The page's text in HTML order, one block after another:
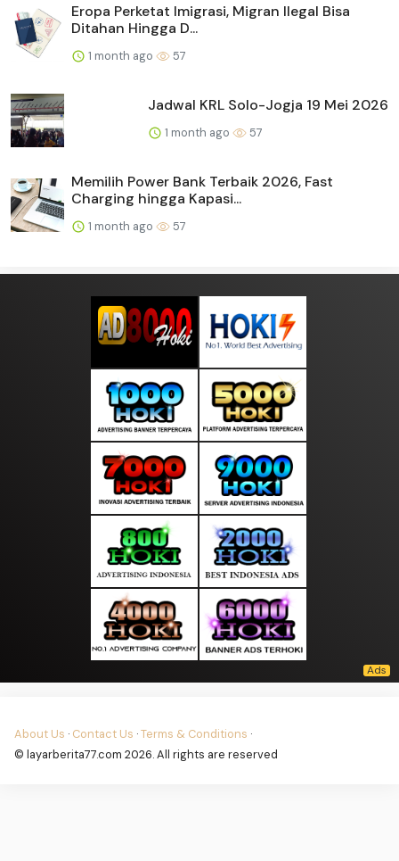
Eropa Perketat Imigrasi, Migran Ilegal Bisa
Ditahan Hingga D...
1 month ago 57
Jadwal KRL Solo-Jogja 19 Mei 2026
1 month ago 57
Memilih Power Bank Terbaik 2026, Fast
Charging hingga Kapasi...
1 month ago 57
About Us · Contact Us ·Terms & Conditions ·
© layarberita77.com 2026. All rights are reserved